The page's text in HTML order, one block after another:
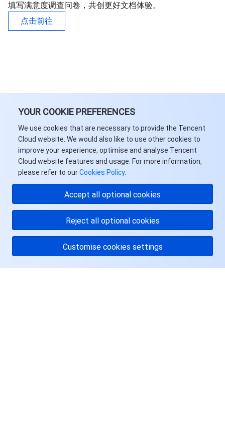
YOUR COOKIE PREFERENCES
We use cookies that are necessary to provide the Tencent
Cloud website. We would also like to use other cookies to
improve your experience, optimise and analyse Tencent
Cloud website features and usage. For more information,
please refer to ourCookies Policy.
Accept all optional cookies
Reject all optional cookies
Customise cookies settings
填写满意度调查问卷，共创更好文档体验。
点击前往